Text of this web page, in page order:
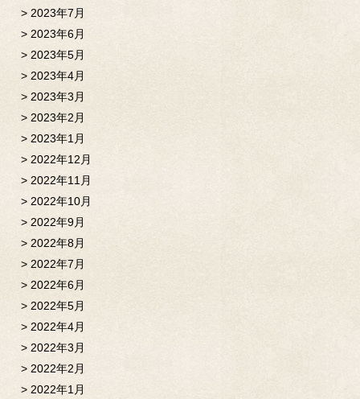
2023年7月
2023年6月
2023年5月
2023年4月
2023年3月
2023年2月
2023年1月
2022年12月
2022年11月
2022年10月
2022年9月
2022年8月
2022年7月
2022年6月
2022年5月
2022年4月
2022年3月
2022年2月
2022年1月